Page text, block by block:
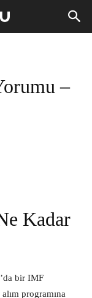
–
Kadar
bir IMF
programına